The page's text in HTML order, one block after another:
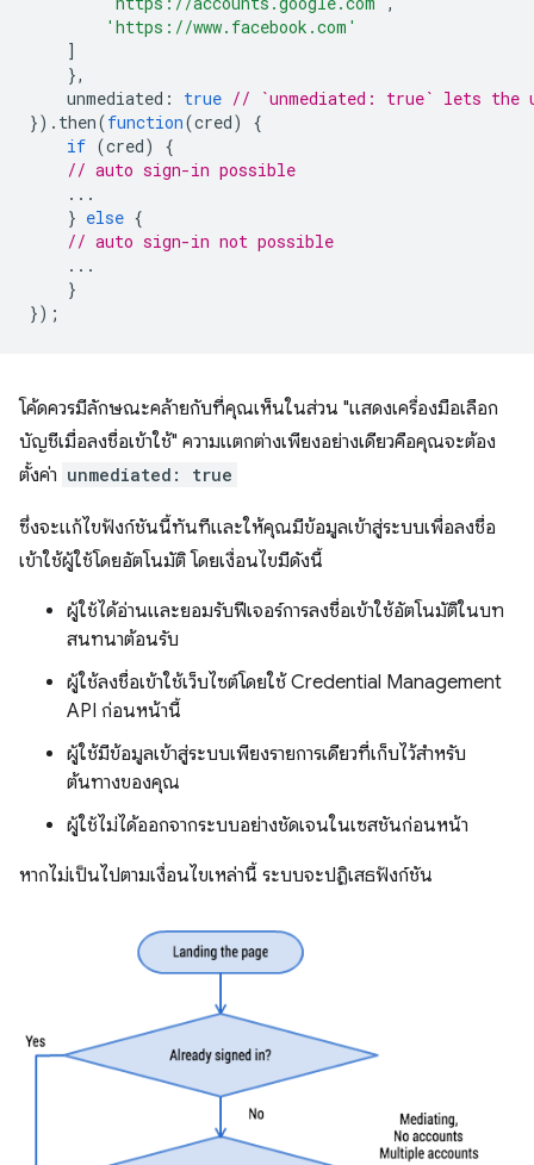
'https://www.facebook.com'
]
},
unmediated : true // `unmediated: true` lets the
}). then(function(cred)
{
if (cred)
{
// auto sign-in possible
...
} else {
// auto sign-in not possible
...
}
});
โค้ดควรมีลักษณะคล้ายกับที่คุณเห็นในส่วน "แสดงเครื่องมือเลือก
บัญชีเมื่อลงชื่อเข้าใช้" ความแตกต่างเพียงอย่างเดียวคือคุณจะต้อง
ตั้งค่า unmediated: true
ซึ่งจะแก้ไขฟังก์ชันนี้ทันทีและให้คุณมีข้อมูลเข้าสู่ระบบเพื่อลงชื่อ
เข้าใช้ผู้ใช้โดยอัตโนมัติ โดยเงื่อนไขมีดังนี้
ผู้ใช้ได้อ่านและยอมรับฟีเจอร์การลงชื่อเข้าใช้อัตโนมัติในบท
สนทนาต้อนรับ
ผู้ใช้ลงชื่อเข้าใช้เว็บไซต์โดยใช้ Credential Management
API ก่อนหน้านี้
ผู้ใช้มีข้อมูลเข้าสู่ระบบเพียงรายการเดียวที่เก็บไว้สำหรับ
ต้นทางของคุณ
ผู้ใช้ไม่ได้ออกจากระบบอย่างชัดเจนในเซสชันก่อนหน้า
หากไม่เป็นไปตามเงื่อนไขเหล่านี้ ระบบจะปฏิเสธฟังก์ชัน